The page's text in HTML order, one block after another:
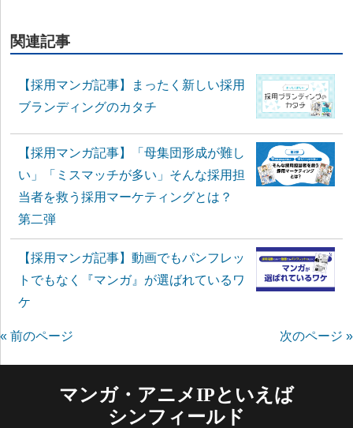
関連記事
【採用マンガ記事】まったく新しい採用
ブランディングのカタチ
【採用マンガ記事】「母集団形成が難し
い」「ミスマッチが多い」そんな採用担
当者を救う採用マーケティングとは？
第二弾
【採用マンガ記事】動画でもパンフレッ
トでもなく『マンガ』が選ばれているワ
ケ
« 前のページ 次のページ »
マンガ・アニメIPといえば
シンフィールド